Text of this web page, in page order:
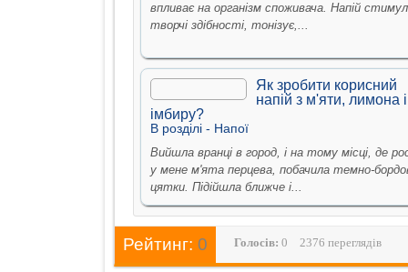
впливає на організм споживача. Напій
творчі здібності, тонізує,...
Як зробити корисний
напій з м'яти, лимона і
імбиру?
В рoздiлi - Напої
Вийшла вранці в город, і на тому місці, де
у мене м'ята перцева, побачила темно-
цятки. Підійшла ближче і...
Рейтинг: 0 Голосiв: 0 2376 переглядів